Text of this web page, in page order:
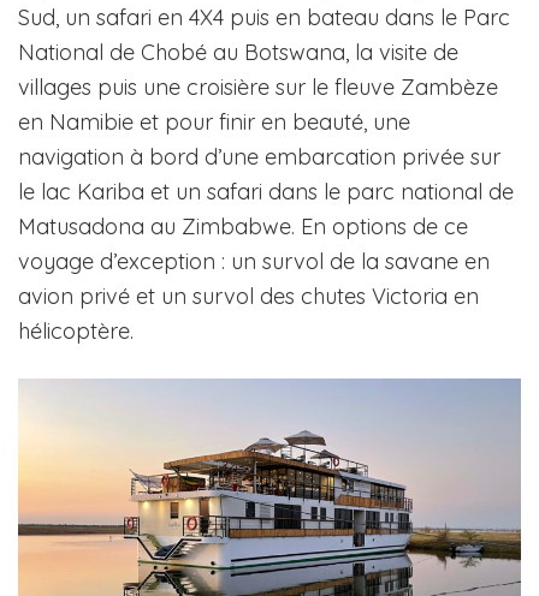
Sud, un safari en 4X4 puis en bateau dans le Parc
National de Chobé au Botswana, la visite de
villages puis une croisière sur le fleuve Zambèze
en Namibie et pour finir en beauté, une
navigation à bord d’une embarcation privée sur
le lac Kariba et un safari dans le parc national de
Matusadona au Zimbabwe. En options de ce
voyage d’exception : un survol de la savane en
avion privé et un survol des chutes Victoria en
hélicoptère.